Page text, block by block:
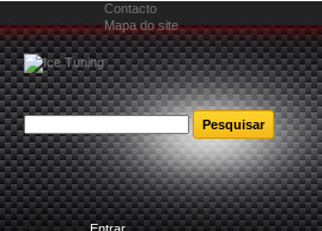
Contacto
Mapa do site